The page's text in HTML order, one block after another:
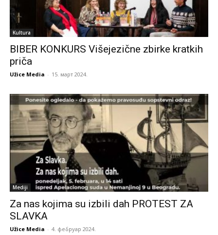
Kultura
BIBER KONKURS Višejezične zbirke kratkih
priča
Užice Media - 15. март 2024.
Mediji
Za nas kojima su izbili dah PROTEST ZA
SLAVKA
Užice Media - 4. фебруар 2024.